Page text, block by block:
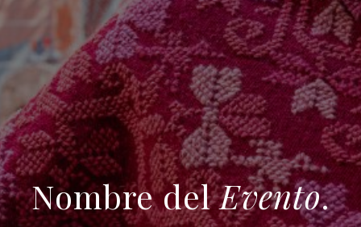
Nombre delEvento.